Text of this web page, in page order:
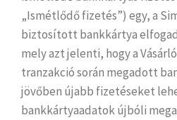
„Ismétlődő fizetés”) egy, a
biztosított bankkártya
mely azt jelenti, hogy a
tranzakció során megadott
jövőben újabb fizetéseket
bankkártyaadatok újbóli